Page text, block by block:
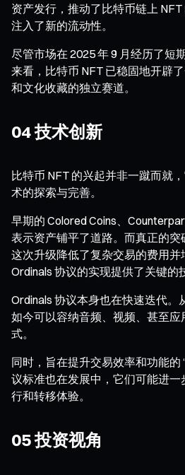
资产发行，推动了比特币链上
注入了新的流动性。
尽管市场在 2025 年 9 月经历了短
来看，比特币 NFT 已稳固地开辟
和文化收藏的独立赛道。
04 技术创新
比特币 NFT 的兴起并非一蹴而就
术的探索与完善。
早期的 Colored Coins、
表示资产铺平了道路。而真正的突
这次升级降低了复杂交易的费用并
Ordinals 协议的实现提供了关键的
Ordinals 协议本身也在快速迭代。
如今可以容纳音频、视频、甚至
式。
同时，旨在提升交易效率和功能的
议标准也在发展中，它们可能进一
行和转移体验。
05 投资视角